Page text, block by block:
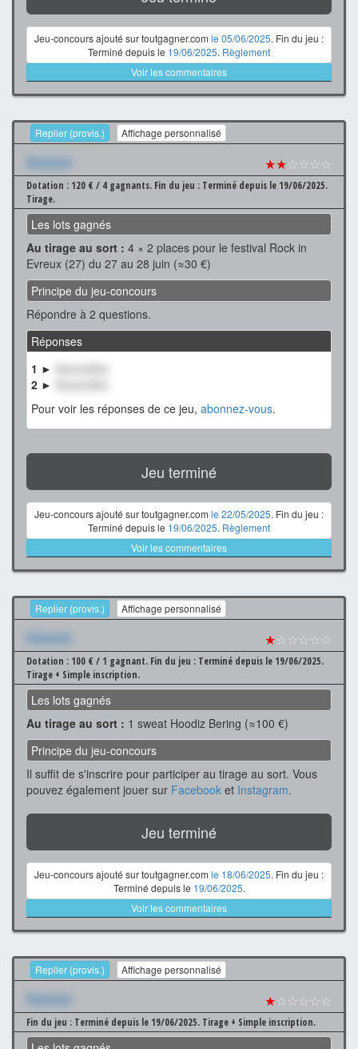
Jeu-concours ajouté sur toutgagner.com le 05/06/2025. Fin du jeu :
Terminé depuis le 19/06/2025. Règlement
Voir les commentaires
Replier (provis.) Affichage personnalisé
Xxxxxxx ★★☆☆☆☆
Dotation : 120 € / 4 gagnants. Fin du jeu : Terminé depuis le 19/06/2025.
Tirage.
Les lots gagnés
Au tirage au sort : 4 × 2 places pour le festival Rock in
Evreux (27) du 27 au 28 juin (≈30 €)
Principe du jeu-concours
Répondre à 2 questions.
Réponses
1 ►
XxxxxxXxx
2 ►
Pour voir les réponses de ce jeu, abonnez-vous.
Jeu terminé
Jeu-concours ajouté sur toutgagner.com le 22/05/2025. Fin du jeu :
Terminé depuis le 19/06/2025. Règlement
Voir les commentaires
Replier (provis.) Affichage personnalisé
Xxxxxxx ★☆☆☆☆☆
Dotation : 100 € / 1 gagnant. Fin du jeu : Terminé depuis le 19/06/2025.
Tirage + Simple inscription.
Les lots gagnés
Au tirage au sort : 1 sweat Hoodiz Bering (≈100 €)
Principe du jeu-concours
Il suffit de s'inscrire pour participer au tirage au sort. Vous
pouvez également jouer sur Facebook et Instagram.
Jeu terminé
Jeu-concours ajouté sur toutgagner.com le 18/06/2025. Fin du jeu :
Terminé depuis le 19/06/2025.
Voir les commentaires
Replier (provis.) Affichage personnalisé
Xxxxxxx ★☆☆☆☆☆
Fin du jeu : Terminé depuis le 19/06/2025. Tirage + Simple inscription.